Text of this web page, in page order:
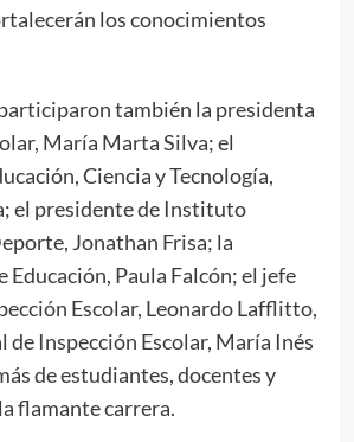
los conocimientos
también la presidenta
María Marta Silva; el
Ciencia y Tecnología,
el presidente de Instituto
Jonathan Frisa; la
Educación, Paula Falcón; el jefe
Escolar, Leonardo Lafflitto,
Inspección Escolar, María Inés
de estudiantes, docentes y
flamante carrera.